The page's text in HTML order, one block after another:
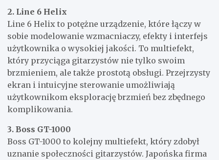
2. Line 6 Helix
Line 6 Helix to potężne urządzenie, które łączy w
sobie modelowanie wzmacniaczy, efekty i interfejs
użytkownika o wysokiej jakości. To multiefekt,
który przyciąga gitarzystów nie tylko swoim
brzmieniem, ale także prostotą obsługi. Przejrzysty
ekran i intuicyjne sterowanie umożliwiają
użytkownikom eksplorację brzmień bez zbędnego
komplikowania.
3. Boss GT-1000
Boss GT-1000 to kolejny multiefekt, który zdobył
uznanie społeczności gitarzystów. Japońska firma